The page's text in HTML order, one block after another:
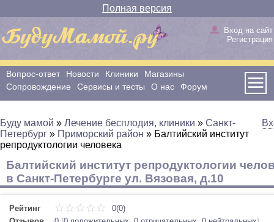
Полная версия
Вход на сайт
Регистрация
Вопрос-ответ Новости Клиники
Магазины
Сопровождение
Сервисы и тесты О нас Форум
Буду мамой » Лечение бесплодия, клиники » Санкт-
Петербург » Приморский район » Балтийский институт
репродуктологии человека
Балтийский институт репродуктологии
в Санкт-Петербурге ул. Вязовая, д.10
Рейтинг
0(0)